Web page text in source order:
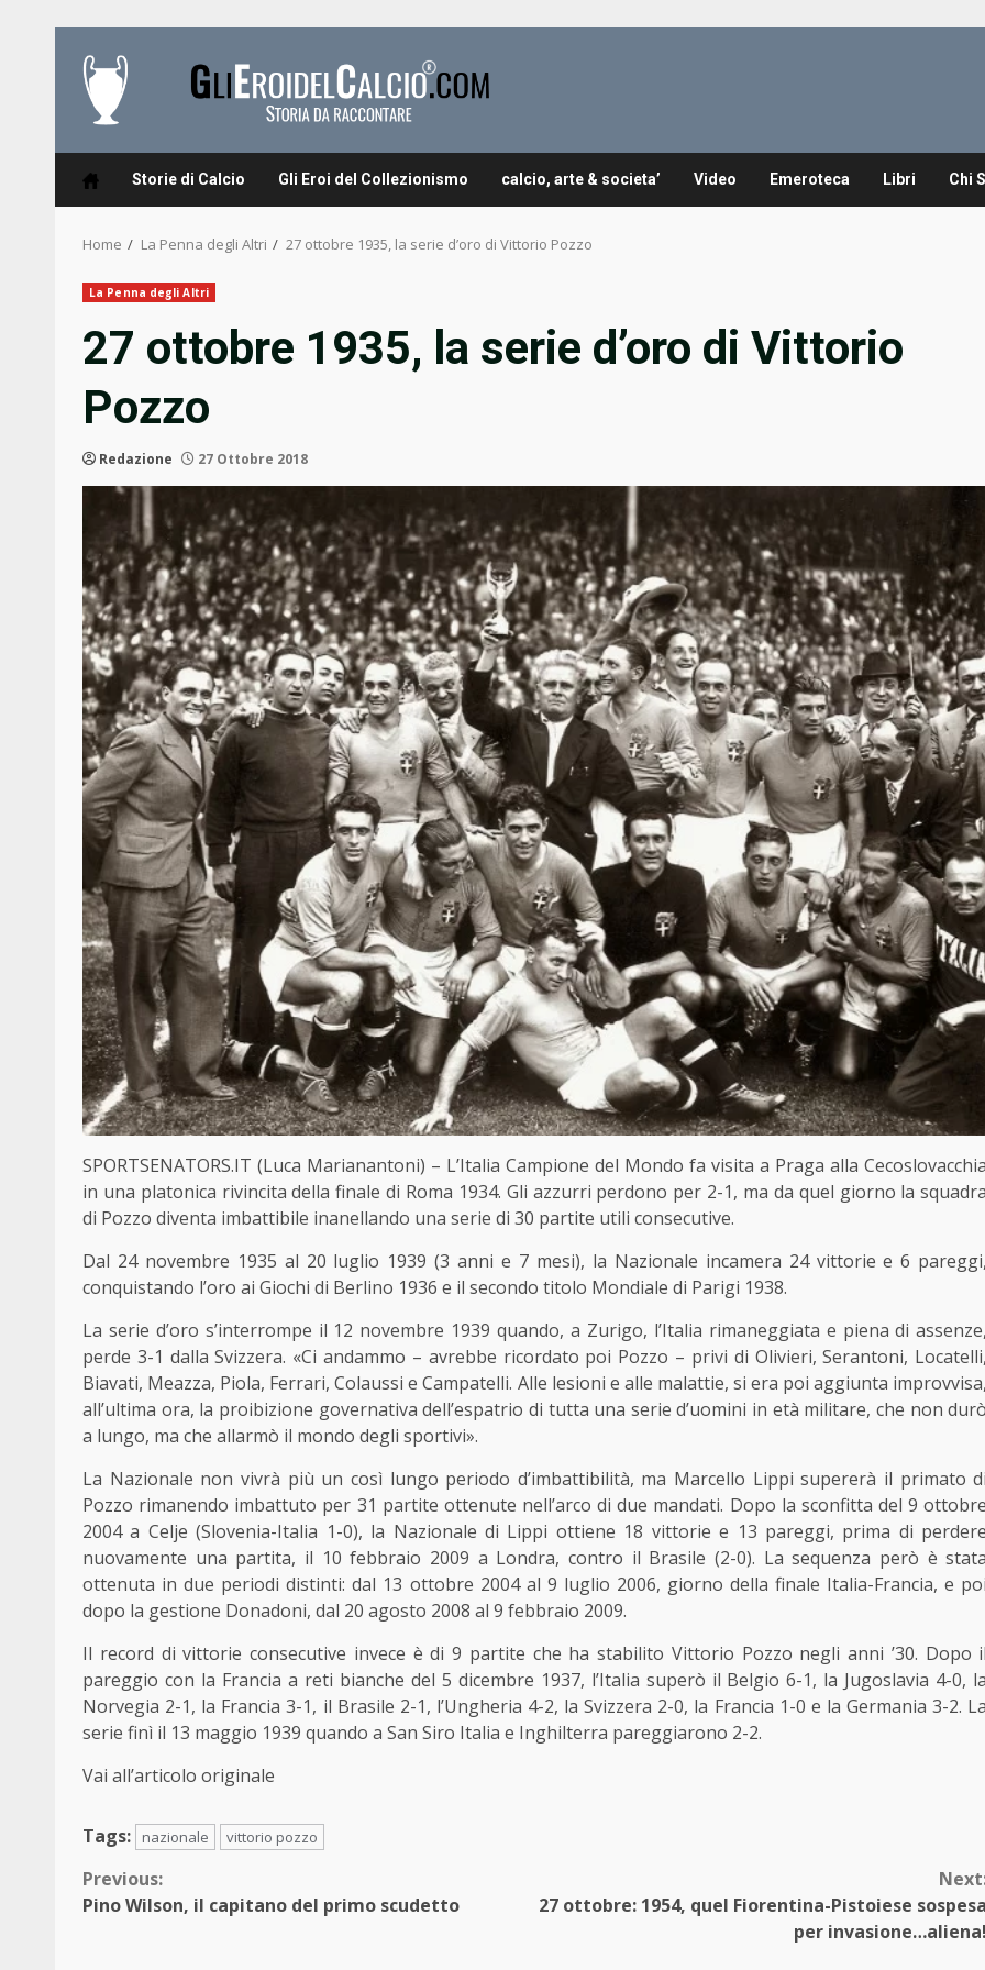
content
Storie di Calcio Gli Eroi del Collezionismo calcio, arte & societa’ Video Emeroteca Libri Chi
Home La Penna degli Altri 27 ottobre 1935, la serie d’oro di Vittorio Pozzo
La Penna degli Altri
27 ottobre 1935, la serie d’oro di Vittorio
Pozzo
Redazione 27 Ottobre 2018
SPORTSENATORS.IT (Luca Marianantoni) – L’Italia Campione del Mondo fa visita a Praga alla Cecoslovacchia
in una platonica rivincita della finale di Roma 1934. Gli azzurri perdono per 2-1, ma da quel giorno la squadra
di Pozzo diventa imbattibile inanellando una serie di 30 partite utili consecutive.
Dal 24 novembre 1935 al 20 luglio 1939 (3 anni e 7 mesi), la Nazionale incamera 24 vittorie e 6 pareggi,
conquistando l’oro ai Giochi di Berlino 1936 e il secondo titolo Mondiale di Parigi 1938.
La serie d’oro s’interrompe il 12 novembre 1939 quando, a Zurigo, l’Italia rimaneggiata e piena di assenze,
perde 3-1 dalla Svizzera. «Ci andammo – avrebbe ricordato poi Pozzo – privi di Olivieri, Serantoni, Locatelli,
Biavati, Meazza, Piola, Ferrari, Colaussi e Campatelli. Alle lesioni e alle malattie, si era poi aggiunta improvvisa,
all’ultima ora, la proibizione governativa dell’espatrio di tutta una serie d’uomini in età militare, che non durò
a lungo, ma che allarmò il mondo degli sportivi».
La Nazionale non vivrà più un così lungo periodo d’imbattibilità, ma Marcello Lippi supererà il primato di
Pozzo rimanendo imbattuto per 31 partite ottenute nell’arco di due mandati. Dopo la sconfitta del 9 ottobre
2004 a Celje (Slovenia-Italia 1-0), la Nazionale di Lippi ottiene 18 vittorie e 13 pareggi, prima di perdere
nuovamente una partita, il 10 febbraio 2009 a Londra, contro il Brasile (2-0). La sequenza però è stata
ottenuta in due periodi distinti: dal 13 ottobre 2004 al 9 luglio 2006, giorno della finale Italia-Francia, e poi
dopo la gestione Donadoni, dal 20 agosto 2008 al 9 febbraio 2009.
Il record di vittorie consecutive invece è di 9 partite che ha stabilito Vittorio Pozzo negli anni ’30. Dopo il
pareggio con la Francia a reti bianche del 5 dicembre 1937, l’Italia superò il Belgio 6-1, la Jugoslavia 4-0, la
Norvegia 2-1, la Francia 3-1, il Brasile 2-1, l’Ungheria 4-2, la Svizzera 2-0, la Francia 1-0 e la Germania 3-2. La
serie finì il 13 maggio 1939 quando a San Siro Italia e Inghilterra pareggiarono 2-2.
Vai all’articolo originale
Tags: nazionale vittorio pozzo
Continue
Previous:
Pino Wilson, il capitano del primo scudetto
27 ottobre: 1954, quel Fiorentina-Pistoiese sospesa
per invasione…aliena!